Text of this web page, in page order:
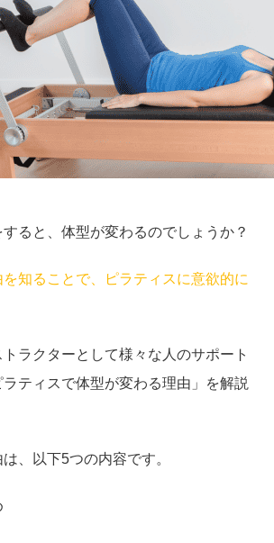
ると、体型が変わるのでしょうか？
知ることで、ピラティスに意欲的に
ラクターとして様々な人のサポート
ティスで体型が変わる理由」を解説
、以下5つの内容です。